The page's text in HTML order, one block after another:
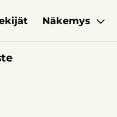
Näkemys